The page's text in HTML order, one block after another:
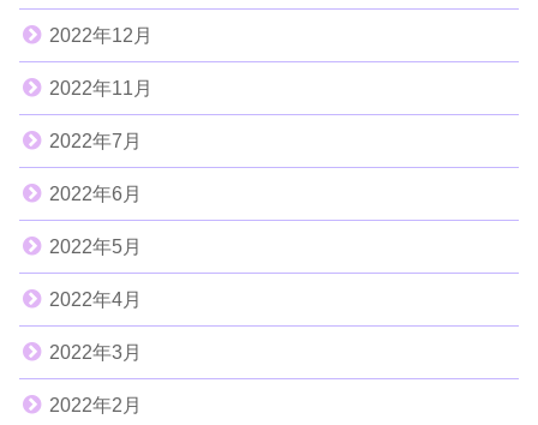
2022年12月
2022年11月
2022年7月
2022年6月
2022年5月
2022年4月
2022年3月
2022年2月